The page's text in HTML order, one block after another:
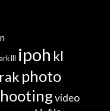
III ipoh kl
photo
video